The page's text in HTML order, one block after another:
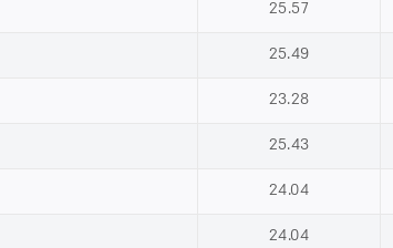
25.57
25.49
23.28
25.43
24.04
24.04